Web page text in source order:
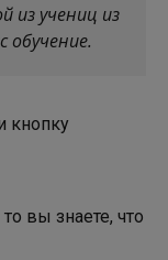
из учениц из
кнопку
вы знаете, что